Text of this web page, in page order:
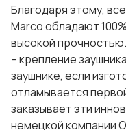
Благодаря этому,
Marco обладают
высокой
– крепление
заушнике, если
отламывается
заказывает эти
немецкой компании